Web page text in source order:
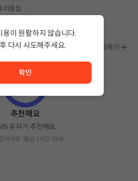
리중심
평가하기
추천해요
유저가 추천해요.
여 9명 평균 1시간 39분
용이 원활하지 않습니다.
다시 시도해주세요.
확인